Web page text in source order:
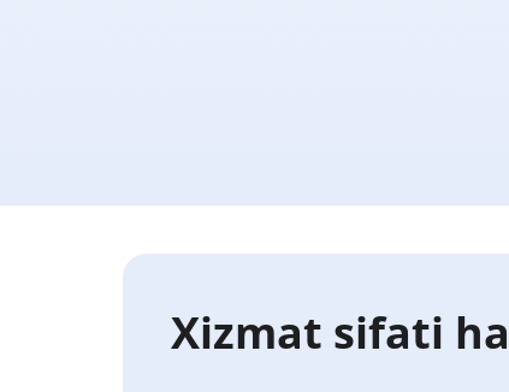
Xizmat sifati